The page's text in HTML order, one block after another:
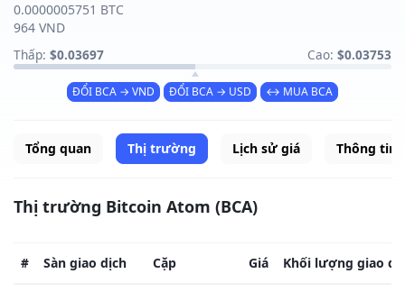
0.0000005751 BTC
964 VND
Thấp: $0.03697 Cao: $0.03753
ĐỔI BCA → VND ĐỔI BCA → USD ↔ MUA BCA
Tổng quan Thị trường Lịch sử giá Thông tin
Thị trường Bitcoin Atom (BCA)
# Sàn giao dịch Cặp Giá Khối lượng giao